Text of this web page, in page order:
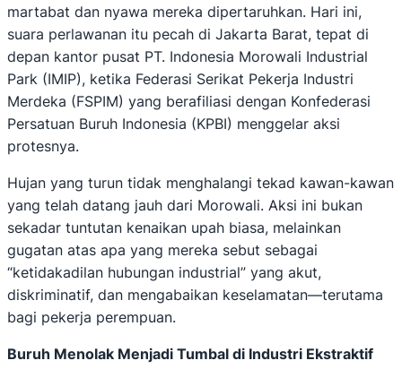
martabat dan nyawa mereka dipertaruhkan. Hari ini,
suara perlawanan itu pecah di Jakarta Barat, tepat di
depan kantor pusat PT. Indonesia Morowali Industrial
Park (IMIP), ketika Federasi Serikat Pekerja Industri
Merdeka (FSPIM) yang berafiliasi dengan Konfederasi
Persatuan Buruh Indonesia (KPBI) menggelar aksi
protesnya.
Hujan yang turun tidak menghalangi tekad kawan-kawan
yang telah datang jauh dari Morowali. Aksi ini bukan
sekadar tuntutan kenaikan upah biasa, melainkan
gugatan atas apa yang mereka sebut sebagai
“ketidakadilan hubungan industrial” yang akut,
diskriminatif, dan mengabaikan keselamatan—terutama
bagi pekerja perempuan.
Buruh Menolak Menjadi Tumbal di Industri Ekstraktif